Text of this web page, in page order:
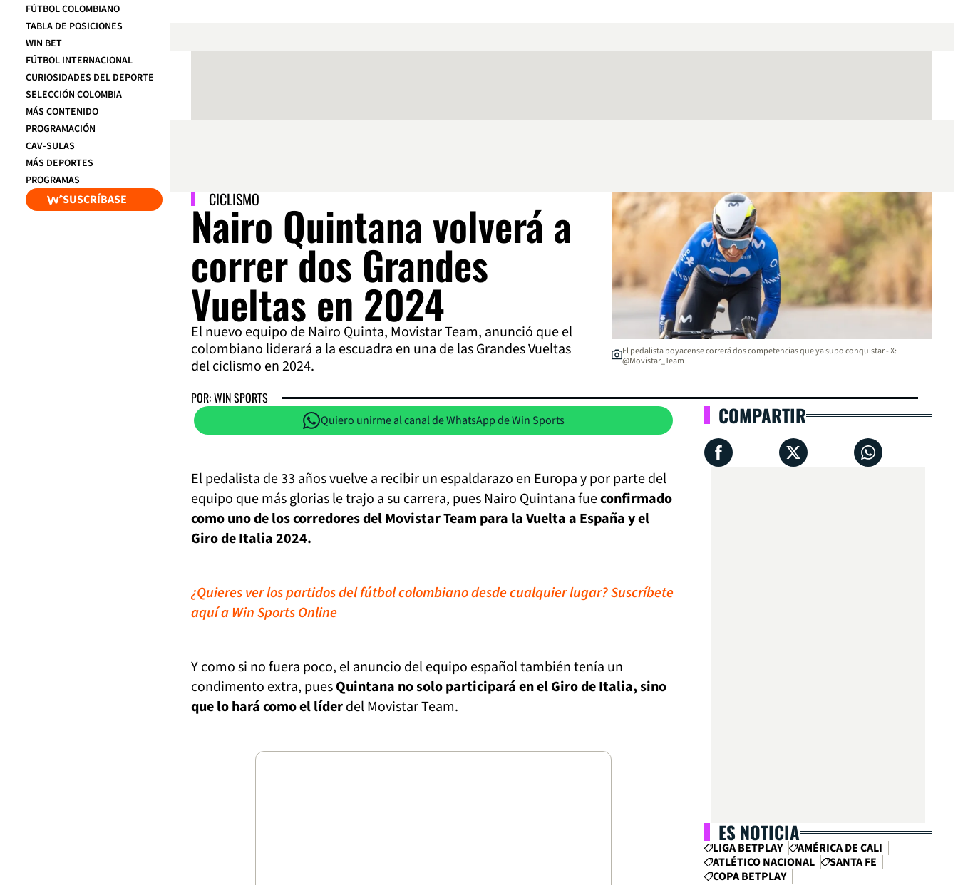
FÚTBOL COLOMBIANO
TABLA DE POSICIONES
WIN BET
FÚTBOL INTERNACIONAL
CURIOSIDADES DEL DEPORTE
SELECCIÓN COLOMBIA
MÁS CONTENIDO
PROGRAMACIÓN
CAV-SULAS
MÁS DEPORTES
PROGRAMAS
SUSCRÍBASE CICLISMO
Nairo Quintana volverá a
correr dos Grandes
Vueltas en 2024
El nuevo equipo de Nairo Quinta, Movistar Team, anunció que el
colombiano liderará a la escuadra en una de las Grandes Vueltas
del ciclismo en 2024.
El pedalista boyacense correrá dos competencias que ya supo conquistar - X:
@Movistar_Team
POR: WIN SPORTS
Quiero unirme al canal de WhatsApp de Win Sports
El pedalista de 33 años vuelve a recibir un espaldarazo en Europa y por parte del
equipo que más glorias le trajo a su carrera, pues Nairo Quintana fueconfirmado
como uno de los corredores del Movistar Team para la Vuelta a España y el
Giro de Italia 2024.
¿Quieres ver los partidos del fútbol colombiano desde cualquier lugar? Suscríbete
aquí a Win Sports Online
Y como si no fuera poco, el anuncio del equipo español también tenía un
condimento extra, puesQuintana no solo participará en el Giro de Italia, sino
que lo hará como el líderdel Movistar Team.
COMPARTIR
ES NOTICIA
LIGA BETPLAY
AMÉRICA DE CALI
ATLÉTICO NACIONAL
SANTA FE
COPA BETPLAY